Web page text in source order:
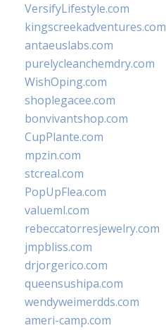
VersifyLifestyle.com
kingscreekadventures.com
antaeuslabs.com
purelycleanchemdry.com
WishOping.com
shoplegacee.com
bonvivantshop.com
CupPlante.com
mpzin.com
stcreal.com
PopUpFlea.com
valueml.com
rebeccatorresjewelry.com
jmpbliss.com
drjorgerico.com
queensushipa.com
wendyweimerdds.com
ameri-camp.com